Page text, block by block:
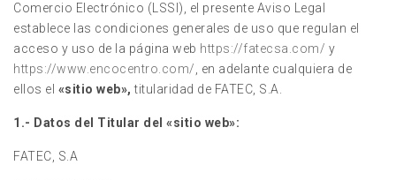
Comercio Electrónico (LSSI), el presente Aviso Legal
establece las condiciones generales de uso que regulan el
acceso y uso de la página web https://fatecsa.com/ y
https://www.encocentro.com/ , en adelante cualquiera de
ellos el «sitio web», titularidad de FATEC, S.A.
1.- Datos del Titular del «sitio web»:
FATEC, S.A